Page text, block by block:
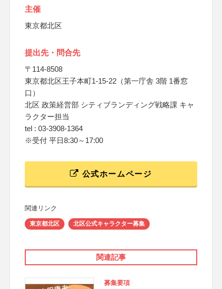
主催
東京都北区
提出先・問合先
〒114-8508
東京都北区王子本町1-15-22（第一庁舎 3階 1番窓
口）
北区 政策経営部 シティブランディング戦略課 キャ
ラクター担当
tel : 03-3908-1364
※受付 平日8:30～17:00
公式ホームページ
関連リンク
東京都北区 北区公式キャラクター募集
関連記事
募集要項